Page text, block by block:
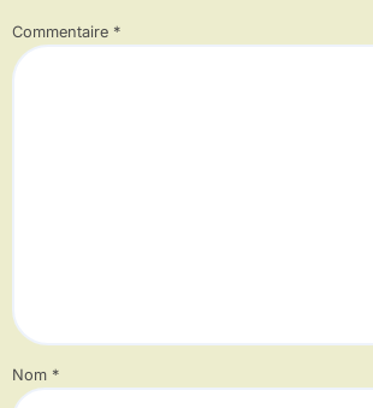
Commentaire *
Nom *